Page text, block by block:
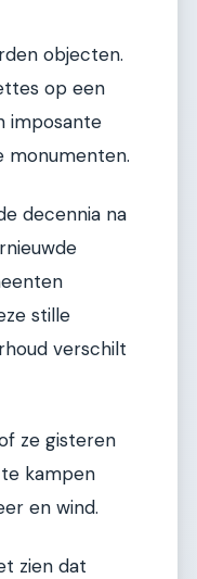
objecten.
op een
imposante
monumenten.
decennia na
stille
verschilt
ze gisteren
kampen
en wind.
zien dat